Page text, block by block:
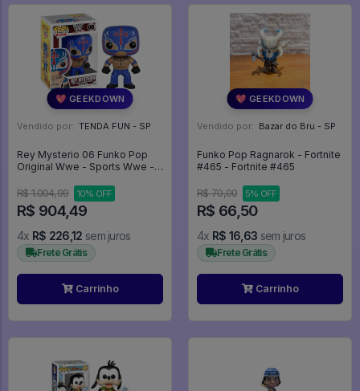
💖 GEEKDOWN
Vendido por: TENDA FUN - SP
Rey Mysterio 06 Funko Pop
Original Wwe - Sports Wwe -
POP #6
R$ 1.004,99 10% OFF
R$ 904,49
4x R$ 226,12 sem juros
Frete Grátis
Carrinho
💖 GEEKDOWN
Vendido por: Bazar do Bru - SP
Funko Pop Ragnarok - Fortnite
#465 - Fortnite #465
R$ 70,00 5% OFF
R$ 66,50
4x R$ 16,63 sem juros
Frete Grátis
Carrinho